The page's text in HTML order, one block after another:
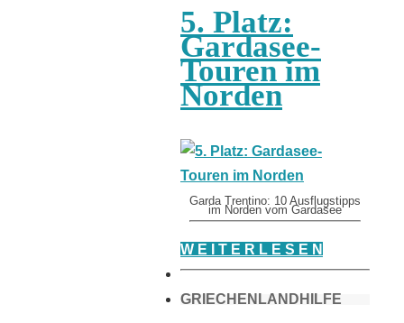
5. Platz:
Gardasee-
Touren im
Norden
Garda Trentino: 10 Ausflugstipps
im Norden vom Gardasee
W E I T E R L E S E N
GRIECHENLANDHILFE